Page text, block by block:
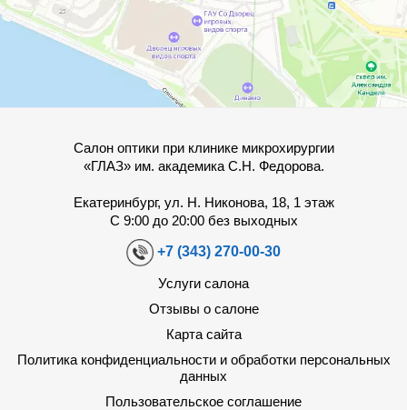
Салон оптики при клинике микрохирургии
«ГЛАЗ» им. академика С.Н. Федорова.
Екатеринбург, ул. Н. Никонова, 18, 1 этаж
С 9:00 до 20:00 без выходных
+7 (343) 270-00-30
Услуги салона
Отзывы о салоне
Карта сайта
Политика конфиденциальности и обработки персональных
данных
Пользовательское соглашение